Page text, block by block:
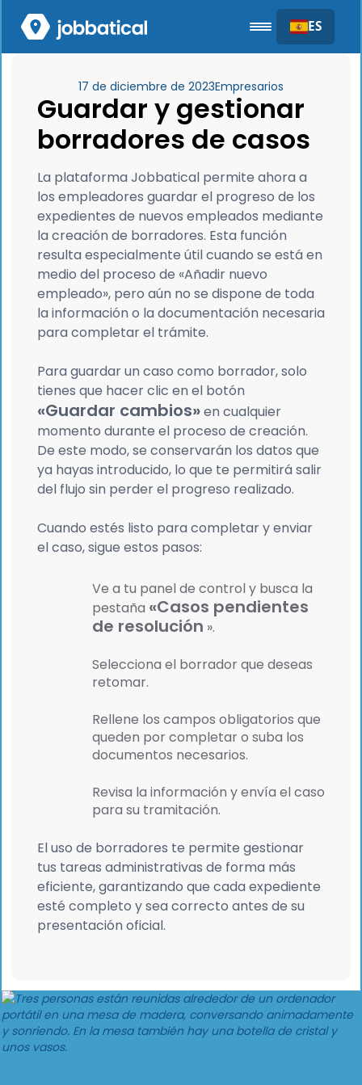
ES
17 de diciembre de 2023Empresarios
Guardar y gestionar
borradores de casos
La plataforma Jobbatical permite ahora a
los empleadores guardar el progreso de los
expedientes de nuevos empleados mediante
la creación de borradores. Esta función
resulta especialmente útil cuando se está en
medio del proceso de «Añadir nuevo
empleado», pero aún no se dispone de toda
la información o la documentación necesaria
para completar el trámite.
Para guardar un caso como borrador, solo
tienes que hacer clic en el botón
«Guardar cambios»en cualquier
momento durante el proceso de creación.
De este modo, se conservarán los datos que
ya hayas introducido, lo que te permitirá salir
del flujo sin perder el progreso realizado.
Cuando estés listo para completar y enviar
el caso, sigue estos pasos:
Ve a tu panel de control y busca la
pestaña «Casos pendientes
de resolución ».
Selecciona el borrador que deseas
retomar.
Rellene los campos obligatorios que
queden por completar o suba los
documentos necesarios.
Revisa la información y envía el caso
para su tramitación.
El uso de borradores te permite gestionar
tus tareas administrativas de forma más
eficiente, garantizando que cada expediente
esté completo y sea correcto antes de su
presentación oficial.